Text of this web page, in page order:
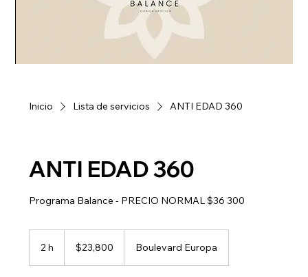
Inicio Lista de servicios ANTI EDAD 360
ANTI EDAD 360
Programa Balance - PRECIO NORMAL $36 300
2 h
pesos
mexicanos
$23,800 Boulevard Europa